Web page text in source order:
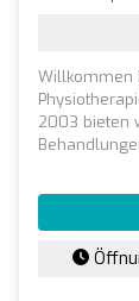
Willkommen
2003 bieten